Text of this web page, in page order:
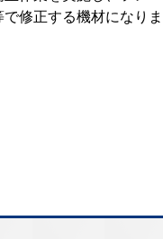
修正する機材になりま